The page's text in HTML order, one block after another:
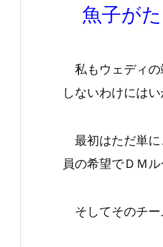
魚子がた
私もウェディの
しないわけには
最初はただ単に
員の希望でＤＭ
そしてそのチー